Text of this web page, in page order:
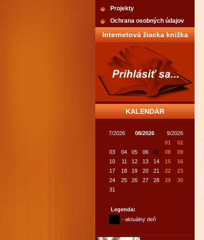
Projekty
Ochrana osobných údajov
Internetová žiacka knižka
KALENDÁR
7/2026 08/2026
9/2026
01
02
03
04 05 06 07 08
09
10
11 12 13 14 15
16
17
18 19 20 21 22
23
24
25 26 27 28 29
30
31
Legenda:
- aktuálny deň